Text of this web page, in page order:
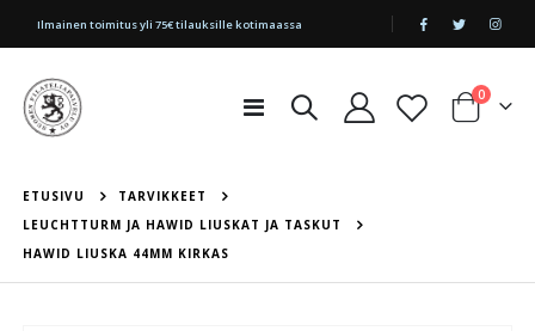
|
Ilmainen toimitus yli 75€ tilauksille kotimaassa
Toggle
Cart
0tuotetta
ETUSIVU
TARVIKKEET
LEUCHTTURM JA HAWID LIUSKAT JA TASKUT
HAWID LIUSKA 44MM KIRKAS